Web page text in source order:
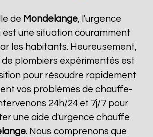
de Mondelange, l'urgence
une situation couramment
les habitants. Heureusement,
plombiers expérimentés est
pour résoudre rapidement
vos problèmes de chauffe-
24h/24 et 7j/7 pour
une aide d'urgence chauffe
. Nous comprenons que